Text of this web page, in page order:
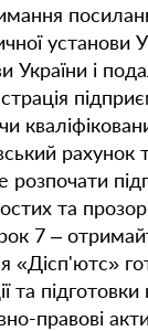
установи
України і
рахунок
та
7 –
«Дісп'ютс»
та
правові